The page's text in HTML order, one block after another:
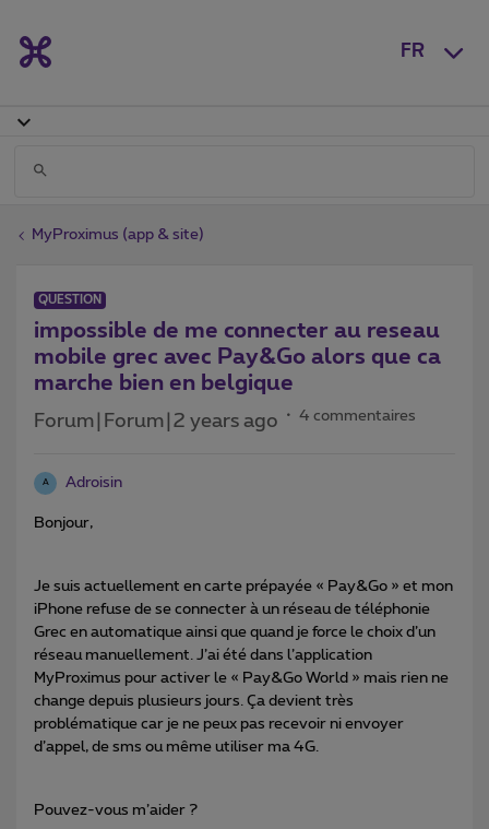
FR
MyProximus (app & site)
QUESTION
impossible de me connecter au reseau
mobile grec avec Pay&Go alors que ca
marche bien en belgique
Forum|Forum|2 years ago 4 commentaires
A Adroisin
Bonjour,
Je suis actuellement en carte prépayée « Pay&Go » et mon
iPhone refuse de se connecter à un réseau de téléphonie
Grec en automatique ainsi que quand je force le choix d’un
réseau manuellement. J’ai été dans l’application
MyProximus pour activer le « Pay&Go World » mais rien ne
change depuis plusieurs jours. Ça devient très
problématique car je ne peux pas recevoir ni envoyer
d’appel, de sms ou même utiliser ma 4G.
Pouvez-vous m’aider ?